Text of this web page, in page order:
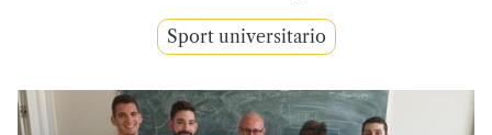
Sport universitario